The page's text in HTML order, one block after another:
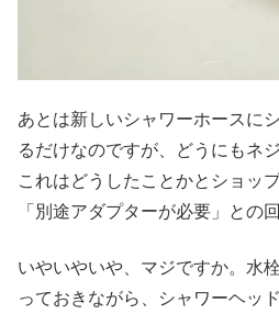
あとは新しいシャワーホースに
るだけなのですが、どうにもネ
これはどうしたことかとショッ
「別途アダプターが必要」との
いやいやいや、マジですか。水
っておきながら、シャワーヘッ